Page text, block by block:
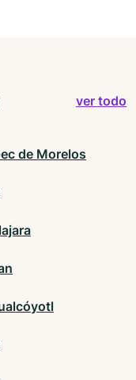
ver todo
de Morelos